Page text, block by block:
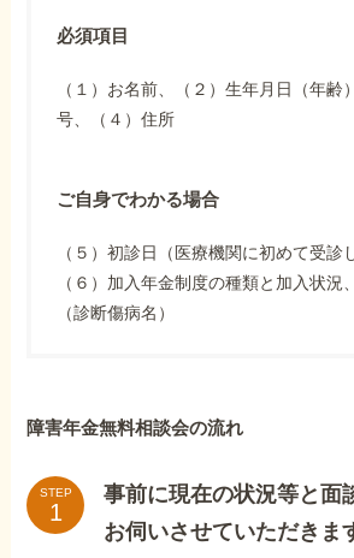
必須項目
（１）お名前、（２）生年月日（年齢
号、（４）住所
ご自身でわかる場合
（５）初診日（医療機関に初めて受診
（６）加入年金制度の種類と加入状況
（診断傷病名）
障害年金無料相談会の流れ
STEP
事前に現在の状況等と面
お伺いさせていただきま